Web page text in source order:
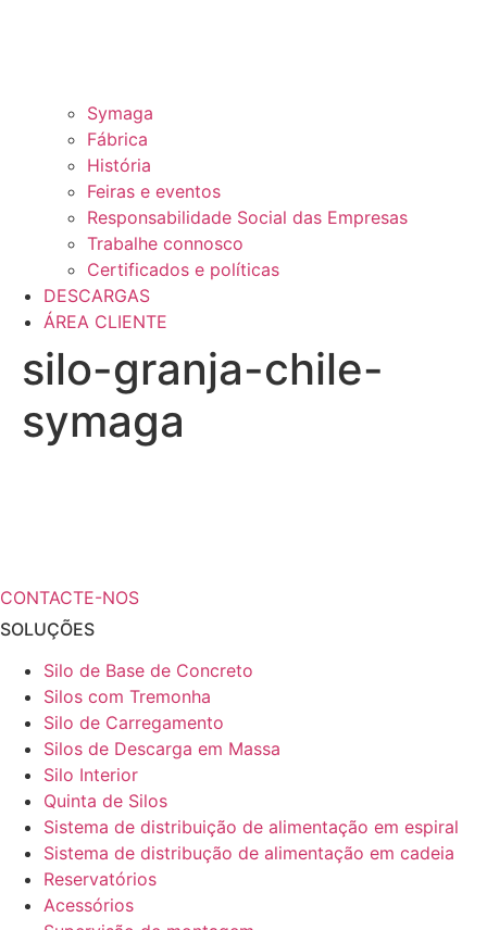
Symaga
Fábrica
História
Feiras e eventos
Responsabilidade Social das Empresas
Trabalhe connosco
Certificados e políticas
DESCARGAS
ÁREA CLIENTE
silo-granja-chile-
symaga
CONTACTE-NOS
SOLUÇÕES
Silo de Base de Concreto
Silos com Tremonha
Silo de Carregamento
Silos de Descarga em Massa
Silo Interior
Quinta de Silos
Sistema de distribuição de alimentação em espiral
Sistema de distribução de alimentação em cadeia
Reservatórios
Acessórios